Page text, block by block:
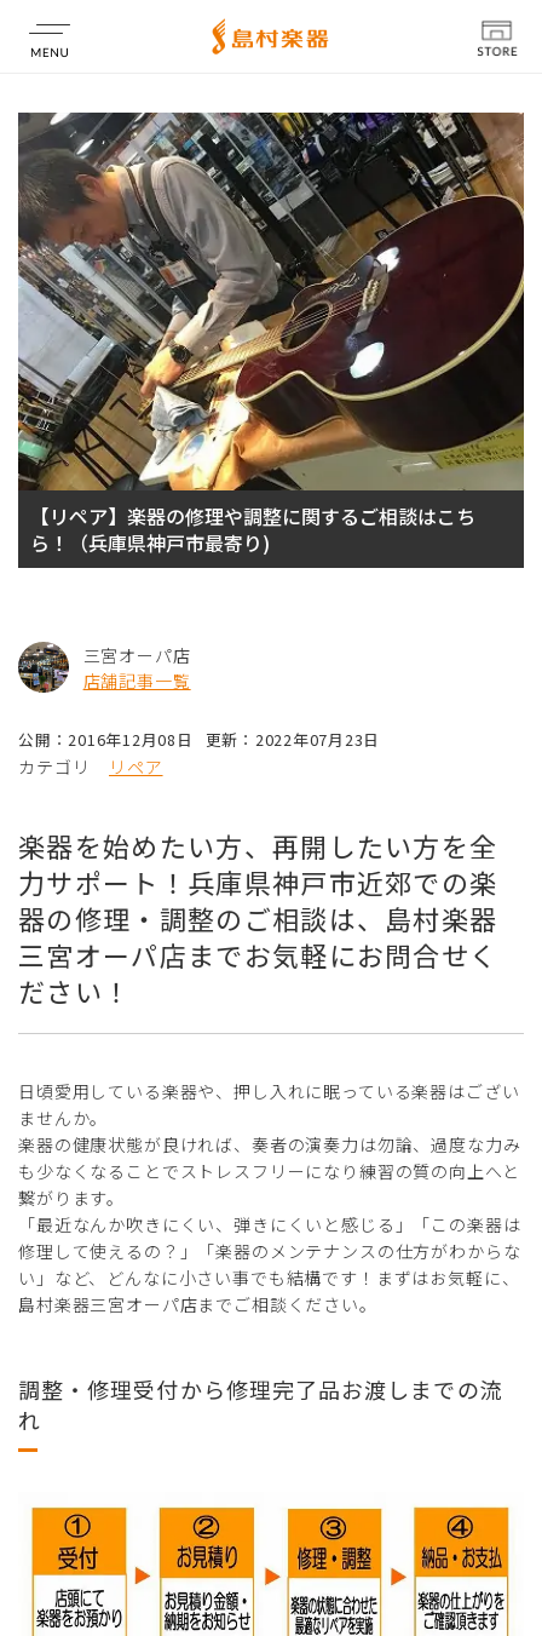
店舗情報
【リペア】楽器の修理や調整に関するご相談はこち
ら！（兵庫県神戸市最寄り)
三宮オーパ店
店舗記事一覧
公開：2016年12月08日 更新：2022年07月23日
カテゴリ リペア
楽器を始めたい方、再開したい方を全
力サポート！兵庫県神戸市近郊での楽
器の修理・調整のご相談は、島村楽器
三宮オーパ店までお気軽にお問合せく
ださい！
日頃愛用している楽器や、押し入れに眠っている楽器はござい
ませんか。
楽器の健康状態が良ければ、奏者の演奏力は勿論、過度な力み
も少なくなることでストレスフリーになり練習の質の向上へと
繋がります。
「最近なんか吹きにくい、弾きにくいと感じる」「この楽器は
修理して使えるの？」「楽器のメンテナンスの仕方がわからな
い」など、どんなに小さい事でも結構です！まずはお気軽に、
島村楽器三宮オーパ店までご相談ください。
調整・修理受付から修理完了品お渡しまでの流
れ